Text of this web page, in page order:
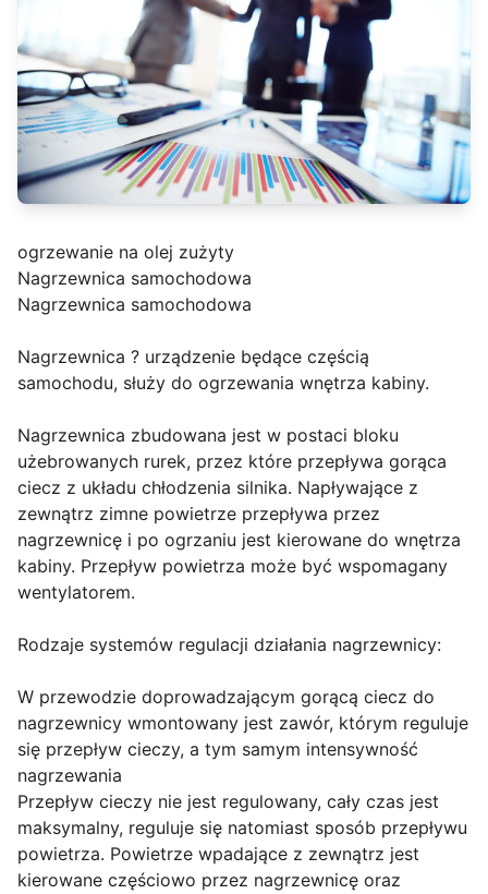
ogrzewanie na olej zużyty
Nagrzewnica samochodowa
Nagrzewnica samochodowa
Nagrzewnica ? urządzenie będące częścią
samochodu, służy do ogrzewania wnętrza kabiny.
Nagrzewnica zbudowana jest w postaci bloku
użebrowanych rurek, przez które przepływa gorąca
ciecz z układu chłodzenia silnika. Napływające z
zewnątrz zimne powietrze przepływa przez
nagrzewnicę i po ogrzaniu jest kierowane do wnętrza
kabiny. Przepływ powietrza może być wspomagany
wentylatorem.
Rodzaje systemów regulacji działania nagrzewnicy:
W przewodzie doprowadzającym gorącą ciecz do
nagrzewnicy wmontowany jest zawór, którym reguluje
się przepływ cieczy, a tym samym intensywność
nagrzewania
Przepływ cieczy nie jest regulowany, cały czas jest
maksymalny, reguluje się natomiast sposób przepływu
powietrza. Powietrze wpadające z zewnątrz jest
kierowane częściowo przez nagrzewnicę oraz